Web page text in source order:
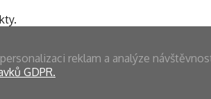
reklam a analýze
GDPR.